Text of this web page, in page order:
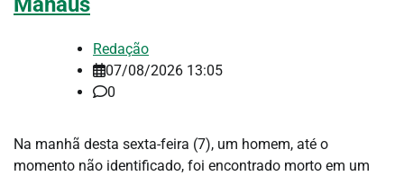
Redação
07/08/2026 13:05
0
Na manhã desta sexta-feira (7), um homem, até o
momento não identificado, foi encontrado morto em um